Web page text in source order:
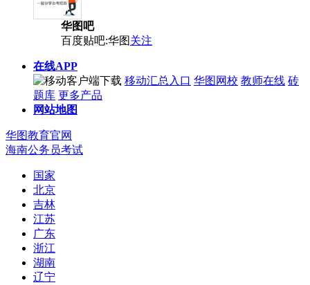
华图吧
百度贴吧:华图关注
在线APP
移动汇总入口 华图网校 教师在线 砖
题库 更多产品
网站地图
华图教育官网
海南公务员考试
国家
北京
吉林
江苏
广东
浙江
湖南
辽宁